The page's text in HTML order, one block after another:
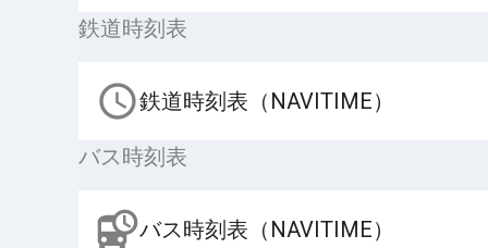
鉄道時刻表
鉄道時刻表（NAVITIME）
バス時刻表
バス時刻表（NAVITIME）